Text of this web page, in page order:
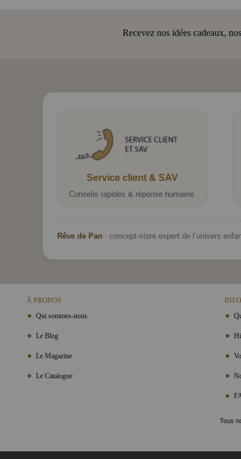
Recevez nos idées cadeaux,
Service client & SAV
Conseils rapides & réponse humaine.
Rêve de Pan · concept-store expert de l’univers
À PROPOS
Qui sommes-nous
Le Blog
Le Magazine
Le Catalogue
Tous